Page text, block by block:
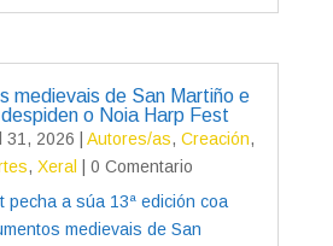
medievais de San Martiño e
o Noia Harp Fest
31, 2026 Autores/as, Creación,
, Xeral
| 0 Comentario
pecha a súa 13ª edición coa
medievais de San